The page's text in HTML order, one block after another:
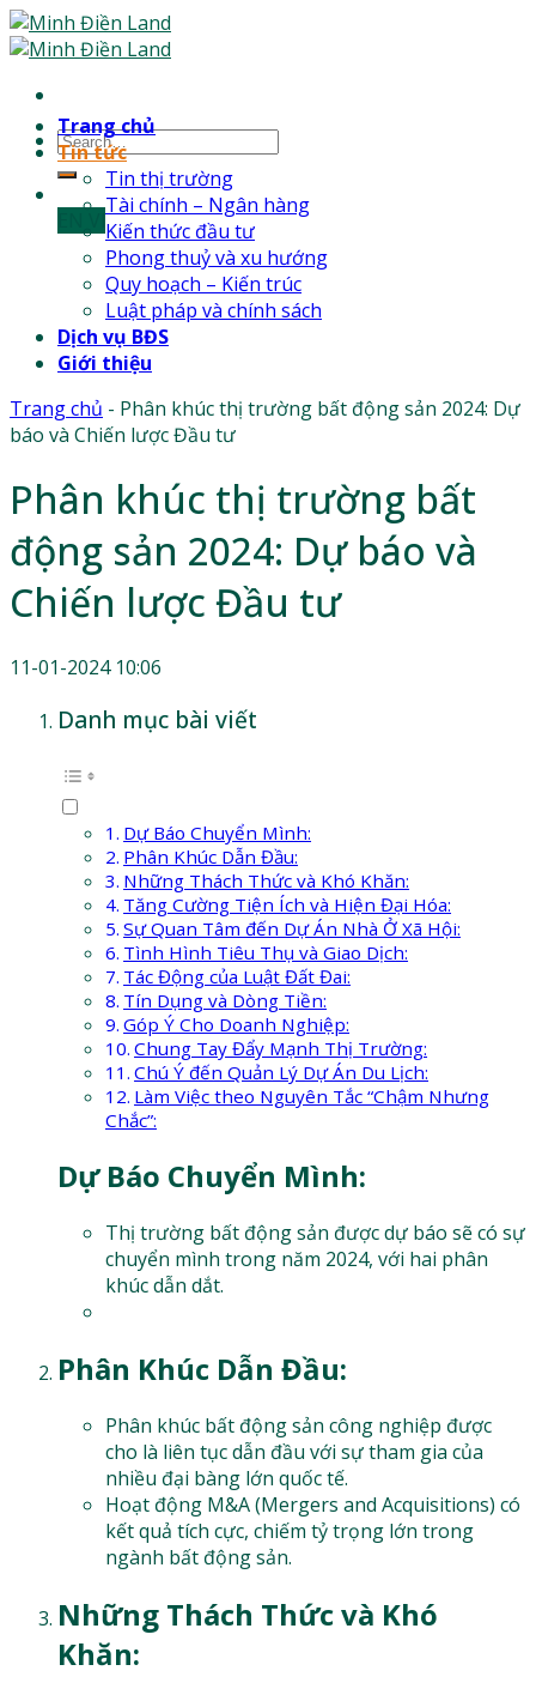
Skip
to
Trang chủ
Tin tức
Tin thị trường
Tài chính – Ngân hàng
Kiến thức đầu tư
Phong thuỷ và xu hướng
Quy hoạch – Kiến trúc
Luật pháp và chính sách
Dịch vụ BĐS
Giới thiệu
Trang chủ - Phân khúc thị trường bất động sản 2024: Dự
báo và Chiến lược Đầu tư
Phân khúc thị trường bất
động sản 2024: Dự báo và
Chiến lược Đầu tư
11-01-2024 10:06
Danh mục bài viết
Dự Báo Chuyển Mình:
Phân Khúc Dẫn Đầu:
Những Thách Thức và Khó Khăn:
Tăng Cường Tiện Ích và Hiện Đại Hóa:
Sự Quan Tâm đến Dự Án Nhà Ở Xã Hội:
Tình Hình Tiêu Thụ và Giao Dịch:
Tác Động của Luật Đất Đai:
Tín Dụng và Dòng Tiền:
Góp Ý Cho Doanh Nghiệp:
Chung Tay Đẩy Mạnh Thị Trường:
Chú Ý đến Quản Lý Dự Án Du Lịch:
Làm Việc theo Nguyên Tắc “Chậm Nhưng
Chắc”:
Dự Báo Chuyển Mình:
Thị trường bất động sản được dự báo sẽ có sự
chuyển mình trong năm 2024, với hai phân
khúc dẫn dắt.
Phân Khúc Dẫn Đầu:
Phân khúc bất động sản công nghiệp được
cho là liên tục dẫn đầu với sự tham gia của
nhiều đại bàng lớn quốc tế.
Hoạt động M&A (Mergers and Acquisitions) có
kết quả tích cực, chiếm tỷ trọng lớn trong
ngành bất động sản.
Những Thách Thức và Khó
Khăn: